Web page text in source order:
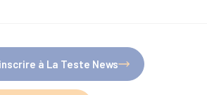
à La Teste News